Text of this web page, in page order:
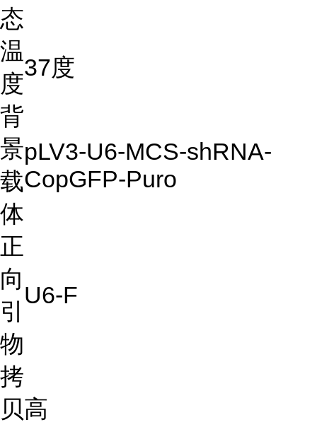
态
温
度
37度
背
景
载
体
pLV3-U6-MCS-shRNA-
CopGFP-Puro
正
向
引
物
U6-F
拷
贝高